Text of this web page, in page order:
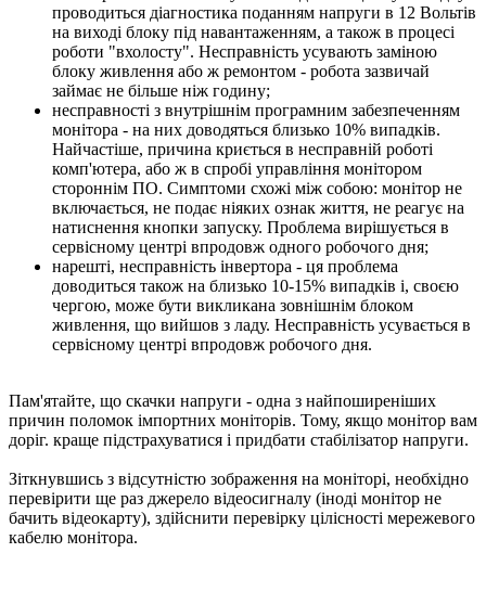
проводиться діагностика поданням напруги в 12 Вольтів
на виході блоку під навантаженням, а також в процесі
роботи "вхолосту". Несправність усувають заміною
блоку живлення або ж ремонтом - робота зазвичай
займає не більше ніж годину;
несправності з внутрішнім програмним забезпеченням
монітора - на них доводяться близько 10% випадків.
Найчастіше, причина криється в несправній роботі
комп'ютера, або ж в спробі управління монітором
стороннім ПО. Симптоми схожі між собою: монітор не
включається, не подає ніяких ознак життя, не реагує на
натиснення кнопки запуску. Проблема вирішується в
сервісному центрі впродовж одного робочого дня;
нарешті, несправність інвертора - ця проблема
доводиться також на близько 10-15% випадків і, своєю
чергою, може бути викликана зовнішнім блоком
живлення, що вийшов з ладу. Несправність усувається в
сервісному центрі впродовж робочого дня.
Пам'ятайте, що скачки напруги - одна з найпоширеніших
причин поломок імпортних моніторів. Тому, якщо монітор вам
доріг. краще підстрахуватися і придбати стабілізатор напруги.
Зіткнувшись з відсутністю зображення на моніторі, необхідно
перевірити ще раз джерело відеосигналу (іноді монітор не
бачить відеокарту), здійснити перевірку цілісності мережевого
кабелю монітора.